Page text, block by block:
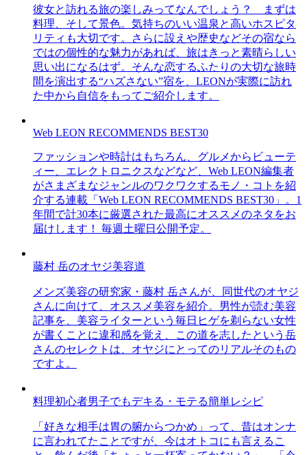
彼女と訪れる旅の楽しみってなんでしょう？ まずは
料理、そして景色。気持ちのいい温泉と高いホスピタ
リティも大切です。さらに設えや歴史などその宿なら
ではの個性的な魅力があれば、旅はきっと素晴らしい
思い出になるはず。そんな恋するふたりの大切な旅時
間を演出する“ハズさない”宿を、LEONが実際に訪れ
た中から自信をもってご紹介します。
Web LEON RECOMMENDS BEST30
ファッションや時計はもちろん、グルメからビューテ
ィー、エレクトロニクスなどなど、Web LEON編集者
がさまざまなジャンルのワクワクするモノ・コトを紹
介する連載「Web LEON RECOMMENDS BEST30」。1
年間で計30本に厳選された最高にオススメのネタをお
届けします！ 毎週土曜日公開予定。
藤村 岳のオヤジ美容道
メンズ美容の研究家・藤村 岳さんが、同世代のオヤジ
さんに向けて、オススメ美容を紹介。男性が読む美容
記事を、美容ライターという毎日ヒゲを剃らない女性
が書くことに違和感を覚え、この道を志したという岳
さんのセレクトは、オヤジにとってのリアルそのもの
ですよ。
料理初心者男子でもデキる・モテる簡単レシピ
「好きな相手は胃の腑からつかめ」って、昔はオンナ
に言われてたことですが、今はオトコにも言えるこ